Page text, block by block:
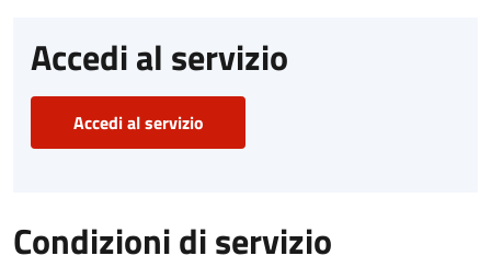
Accedi al servizio
Accedi al servizio
Condizioni di servizio